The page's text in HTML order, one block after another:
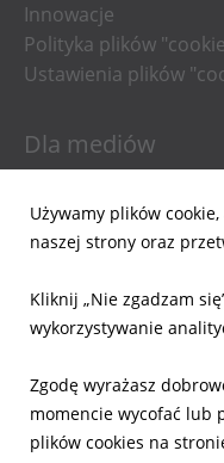
Innowacje
Polityka plików
Ustawienia plików
Dla mediów
Materiały do pobrania
Powiadomienia email
Dla inwestorów
Raporty bieżące
Ład Korporacyjny
Akcje
Używamy plików
naszej strony oraz
Kliknij „Nie zgadzam
wykorzystywanie
Zgodę wyrażasz
momencie wycofać lub
plików cookies na